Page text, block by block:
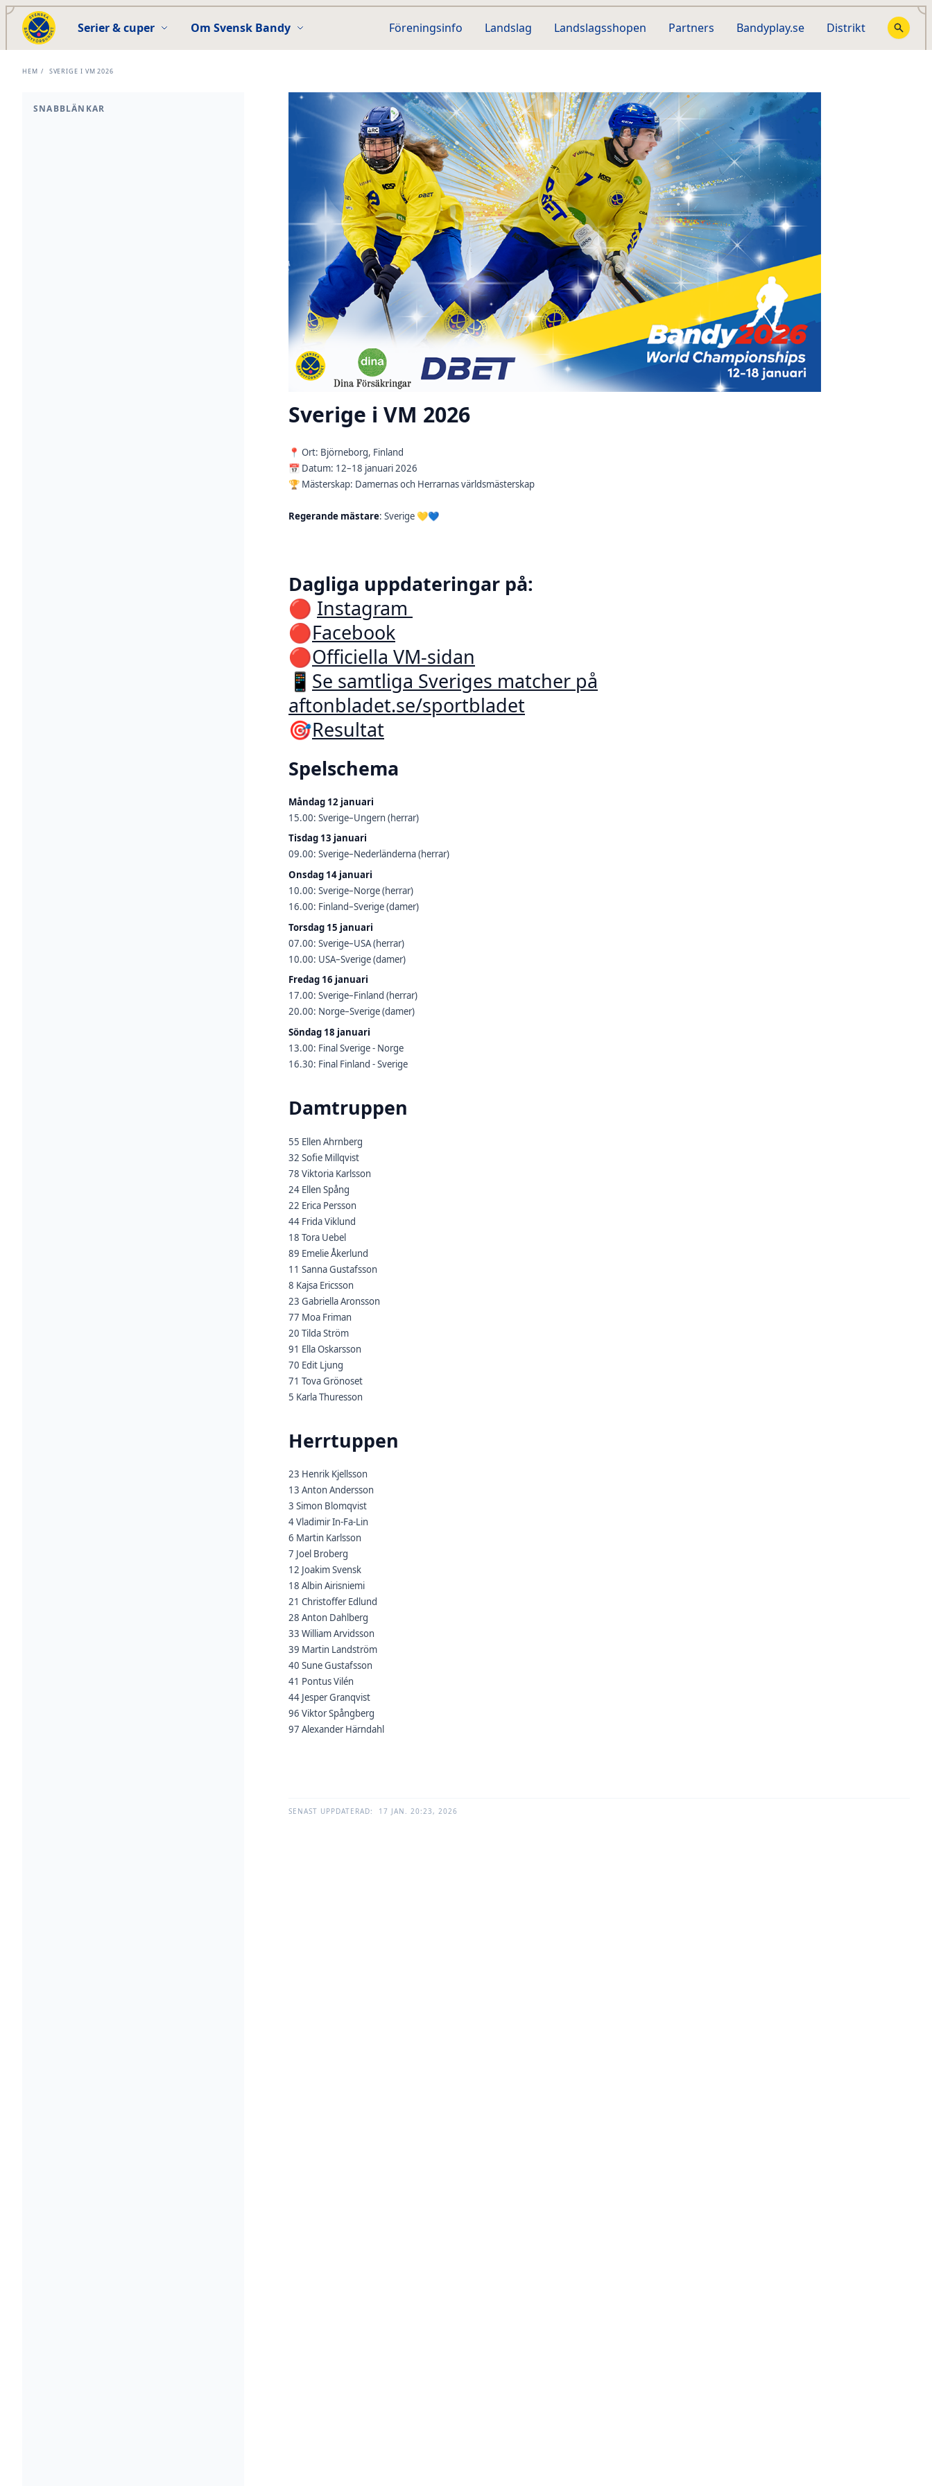
Serier & cuper Om Svensk Bandy Föreningsinfo Landslag Landslagsshopen Partners Bandyplay.se Distrikt
HEM / SVERIGE I VM 2026
SNABBLÄNKAR
Sverige i VM 2026
📍 Ort: Björneborg, Finland
📅 Datum: 12–18 januari 2026
🏆 Mästerskap: Damernas och Herrarnas världsmästerskap
Regerande mästare: Sverige 💛💙
Dagliga uppdateringar på:
🔴 Instagram
🔴Facebook
🔴Officiella VM-sidan
📱 Se samtliga Sveriges matcher på
aftonbladet.se/sportbladet
🎯Resultat
Spelschema
Måndag 12 januari
15.00: Sverige–Ungern (herrar)
Tisdag 13 januari
09.00: Sverige–Nederländerna (herrar)
Onsdag 14 januari
10.00: Sverige–Norge (herrar)
16.00: Finland–Sverige (damer)
Torsdag 15 januari
07.00: Sverige–USA (herrar)
10.00: USA–Sverige (damer)
Fredag 16 januari
17.00: Sverige–Finland (herrar)
20.00: Norge–Sverige (damer)
Söndag 18 januari
13.00: Final Sverige - Norge
16.30: Final Finland - Sverige
Damtruppen
55 Ellen Ahrnberg
32 Sofie Millqvist
78 Viktoria Karlsson
24 Ellen Spång
22 Erica Persson
44 Frida Viklund
18 Tora Uebel
89 Emelie Åkerlund
11 Sanna Gustafsson
8 Kajsa Ericsson
23 Gabriella Aronsson
77 Moa Friman
20 Tilda Ström
91 Ella Oskarsson
70 Edit Ljung
71 Tova Grönoset
5 Karla Thuresson
Herrtuppen
23 Henrik Kjellsson
13 Anton Andersson
3 Simon Blomqvist
4 Vladimir In-Fa-Lin
6 Martin Karlsson
7 Joel Broberg
12 Joakim Svensk
18 Albin Airisniemi
21 Christoffer Edlund
28 Anton Dahlberg
33 William Arvidsson
39 Martin Landström
40 Sune Gustafsson
41 Pontus Vilén
44 Jesper Granqvist
96 Viktor Spångberg
97 Alexander Härndahl
SENAST UPPDATERAD: 17 JAN. 20:23, 2026